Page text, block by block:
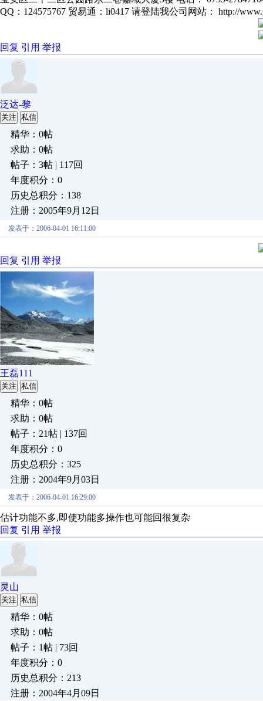
QQ：124575767 贸易通：li0417 请登陆我公司网站： http://
回复 引用 举报
泛达-黎
关注 私信
精华：0帖
求助：0帖
帖子：3帖 | 117回
年度积分：0
历史总积分：138
注册：2005年9月12日
发表于：2006-04-01 16:11:00
回复 引用 举报
王磊111
关注 私信
精华：0帖
求助：0帖
帖子：21帖 | 137回
年度积分：0
历史总积分：325
注册：2004年9月03日
发表于：2006-04-01 16:29:00
估计功能不多,即使功能多操作也可能回很复杂
回复 引用 举报
灵山
关注 私信
精华：0帖
求助：0帖
帖子：1帖 | 73回
年度积分：0
历史总积分：213
注册：2004年4月09日